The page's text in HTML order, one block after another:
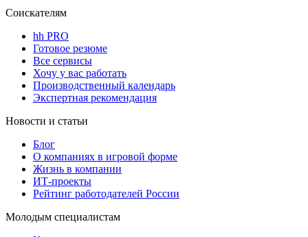
Соискателям
hh PRO
Готовое резюме
Все сервисы
Хочу у вас работать
Производственный календарь
Экспертная рекомендация
Новости и статьи
Блог
О компаниях в игровой форме
Жизнь в компании
ИТ-проекты
Рейтинг работодателей России
Молодым специалистам